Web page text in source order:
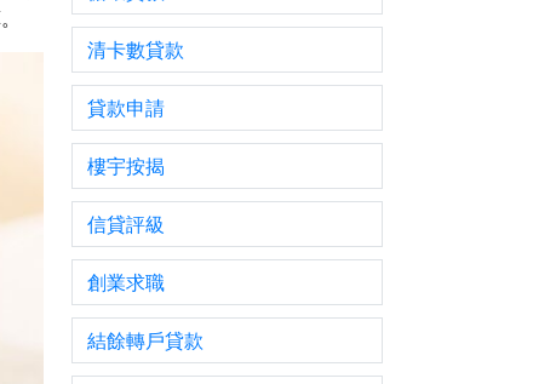
清卡數貸款
貸款申請
樓宇按揭
信貸評級
創業求職
結餘轉戶貸款